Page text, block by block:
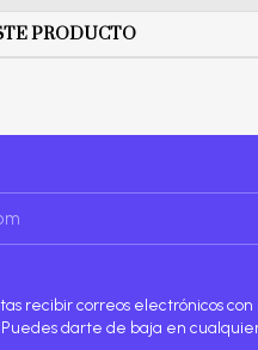
PRODUCTO
recibir correos electrónicos
darte de baja en